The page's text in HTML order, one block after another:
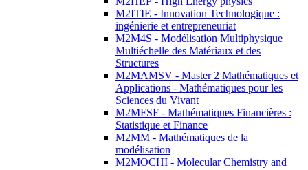
M2ITIE - Innovation Technologique :
ingénierie et entrepreneuriat
M2M4S - Modélisation Multiphysique
Multiéchelle des Matériaux et des
Structures
M2MAMSV - Master 2 Mathématiques et
Applications - Mathématiques pour les
Sciences du Vivant
M2MFSF - Mathématiques Financières :
Statistique et Finance
M2MM - Mathématiques de la
modélisation
M2MOCHI - Molecular Chemistry and